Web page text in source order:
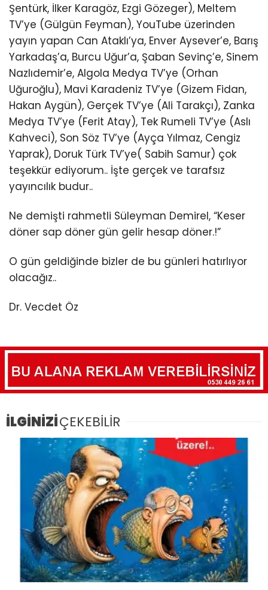
Şentürk, İlker Karagöz, Ezgi Gözeger), Meltem
TV’ye (Gülgün Feyman), YouTube üzerinden
yayın yapan Can Ataklı’ya, Enver Aysever’e, Barış
Yarkadaş’a, Burcu Uğur’a, Şaban Sevinç’e, Sinem
Nazlıdemir’e, Algola Medya TV’ye (Orhan
Uğuroğlu), Mavi Karadeniz TV’ye (Gizem Fidan,
Hakan Aygün), Gerçek TV’ye (Ali Tarakçı), Zanka
Medya TV’ye (Ferit Atay), Tek Rumeli TV’ye (Aslı
Kahveci), Son Söz TV’ye (Ayça Yılmaz, Cengiz
Yaprak), Doruk Türk TV’ye( Sabih Samur) çok
teşekkür ediyorum.. İşte gerçek ve tarafsız
yayıncılık budur..
Ne demişti rahmetli Süleyman Demirel, “Keser
döner sap döner gün gelir hesap döner.!”
O gün geldiğinde bizler de bu günleri hatırlıyor
olacağız..
Dr. Vecdet Öz
İLGİNİZİÇEKEBİLİR